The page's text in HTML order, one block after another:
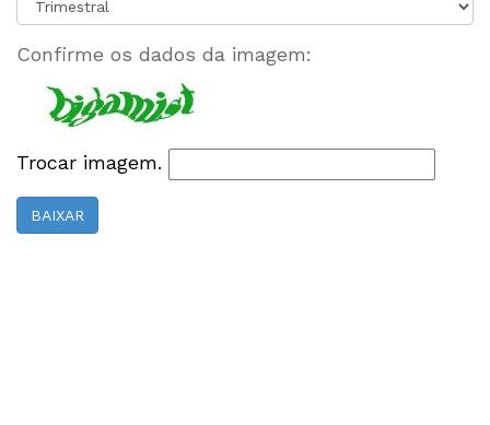
Confirme os dados da imagem:
Trocar imagem.